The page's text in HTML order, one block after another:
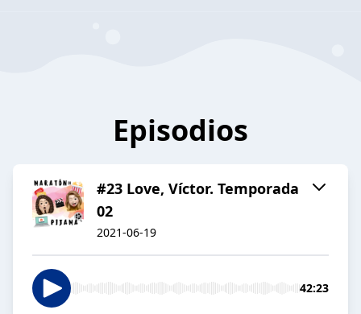
Episodios
#23 Love, Víctor. Temporada
02
2021-06-19
42:23